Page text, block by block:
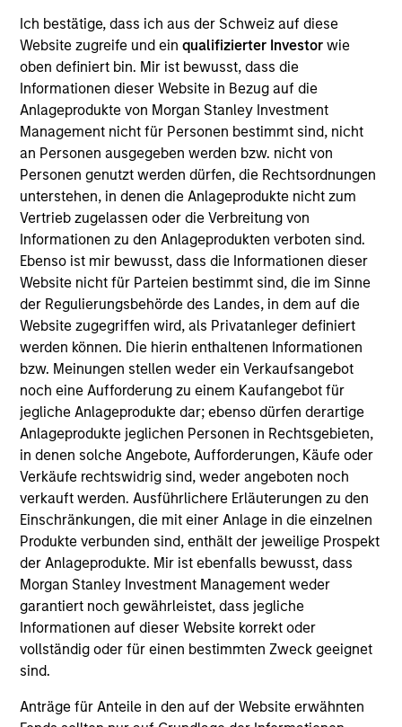
Ich bestätige, dass ich aus der Schweiz auf diese
Website zugreife und ein qualifizierter Investor wie
oben definiert bin. Mir ist bewusst, dass die
Informationen dieser Website in Bezug auf die
Anlageprodukte von Morgan Stanley Investment
Management nicht für Personen bestimmt sind, nicht
an Personen ausgegeben werden bzw. nicht von
Personen genutzt werden dürfen, die Rechtsordnungen
unterstehen, in denen die Anlageprodukte nicht zum
Vertrieb zugelassen oder die Verbreitung von
Informationen zu den Anlageprodukten verboten sind.
Ebenso ist mir bewusst, dass die Informationen dieser
Website nicht für Parteien bestimmt sind, die im Sinne
der Regulierungsbehörde des Landes, in dem auf die
Website zugegriffen wird, als Privatanleger definiert
werden können. Die hierin enthaltenen Informationen
bzw. Meinungen stellen weder ein Verkaufsangebot
noch eine Aufforderung zu einem Kaufangebot für
jegliche Anlageprodukte dar; ebenso dürfen derartige
Anlageprodukte jeglichen Personen in Rechtsgebieten,
in denen solche Angebote, Aufforderungen, Käufe oder
Verkäufe rechtswidrig sind, weder angeboten noch
verkauft werden. Ausführlichere Erläuterungen zu den
Einschränkungen, die mit einer Anlage in die einzelnen
Produkte verbunden sind, enthält der jeweilige Prospekt
der Anlageprodukte. Mir ist ebenfalls bewusst, dass
Morgan Stanley Investment Management weder
garantiert noch gewährleistet, dass jegliche
Informationen auf dieser Website korrekt oder
vollständig oder für einen bestimmten Zweck geeignet
sind.
Anträge für Anteile in den auf der Website erwähnten
Anträge auf Anteile an den Teilfonds sollten erst gestellt
werden, wenn der aktuelle Verkaufsprospekt, das Key
Information Document („KID“) oder das Key Investor
Information Document („KIID“), der Jahres- und
Halbjahresbericht („Angebotsunterlagen“) oder andere
Dokumente, die in Ihrer Nähe online unter
https://www.morganstanley.com/im/msinvf/index.html
verfügbar sind oder kostenlos beim Geschäftssitz von
Morgan Stanley Investment Funds, European Bank and
Business Centre, 6B route de Trèves, L-2633
Senningerberg, R.C.S. Luxemburg B 29 192, erhältlich.
Informationen in Bezug auf Nachhaltigkeitsaspekte des
Fonds und die Zusammenfassung der Anlegerrechte
finden Sie auf der oben erwähnten Webseite.
Italienische Anleger sollten darüber hinaus das
„Erweiterte Zeichnungsformular“ und alle Anleger aus
Hongkong den Abschnitt „Zusätzliche Informationen für
Anleger aus Hongkong“ im Verkaufsprospekt beachten.
Deutschsprachige Exemplare des Verkaufsprospekts, des
KID oder des KIID, der Statuten der Gesellschaft und der
Jahres- und Halbjahresberichte sowie zusätzliche
Informationen sind kostenlos bei der Schweizer Vertretung
erhältlich. Die Schweizer Vertretung ist Carnegie Fund
Services S.A., 11, rue du Général-Dufour, 1204 Genf,
Schweiz. Die Schweizer Zahlstelle ist Banque Cantonale
de Genève, 17, quai de l’Ile, 1204 Genf, Schweiz.
Beendet die Verwaltungsgesellschaft des entsprechenden
Fonds ihre Vereinbarung zur Vermarktung dieses Fonds in
einem Land des EWR, in dem dieser für den Verkauf
registriert ist, so geschieht dies in Übereinstimmung mit
den OGAW-Vorschriften.
Mit dem Fonds verbundene Begriffe und
Begriffsbestimmungen können Sie unserer Seite mit
demGlossar entnehmen.
Nettoinventarwerte (NAV) und abzüglich Gebühren
berechnet. Provisionen und Kosten, die bei der Ausgabe